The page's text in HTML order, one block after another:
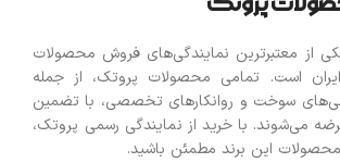
از معتبرترین نمایندگی‌های فروش محصولات
است. تمامی محصولات پروتک، از جمله
سوخت و روانکارهای تخصصی، با تضمین
می‌شوند. با خرید از نمایندگی رسمی پروتک،
محصولات این برند مطمئن باشید.